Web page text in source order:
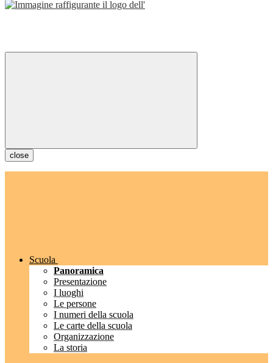
close
Scuola
Panoramica
Presentazione
I luoghi
Le persone
I numeri della scuola
Le carte della scuola
Organizzazione
La storia